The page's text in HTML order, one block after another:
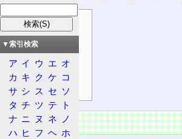
目次
概要
特徴
機能
オペコード
概要
▼索引検索
ア イ ウ エ オ
カ キ ク ケ コ
サ シ ス セ ソ
タ チ ツ テ
ト
ナ ニ ヌ ネ
ノ
ハ ヒ フ ヘ ホ